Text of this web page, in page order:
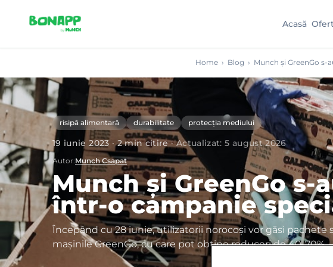
Acasă
Home › Blog › Munch și GreenGo
risipă alimentară durabilitate protecția mediului
19 iunie 2023 ·2 min citire·Actualizat:5 august 2026
Autor:Munch Csapat
Munch și GreenGo s-
într-o campanie
Începând cu 28 iunie, utilizatorii norocoși vor găsi pachete
mașinile GreenGo, cu care pot obține reduceri de 40-70%…